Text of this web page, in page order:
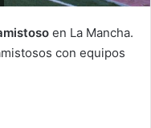
en La Mancha.
con equipos